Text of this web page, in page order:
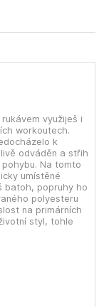
využiješ i
workoutech.
k
odváděn a střih
Na tomto
umístěné
batoh, popruhy ho
polyesteru
na primárních
styl, tohle